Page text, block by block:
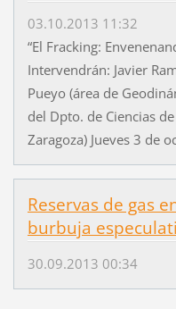
03.10.2013 11:32
“El Fracking:
Intervendrán: Javier
Pueyo (área de
del Dpto. de Ciencias
Zaragoza) Jueves 3
Reservas de gas
burbuja
30.09.2013 00:34